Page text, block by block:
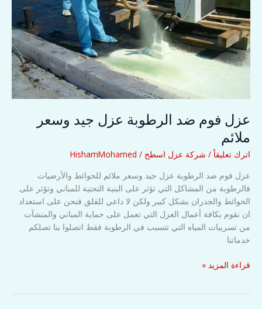
عزل فوم ضد الرطوبة عزل جيد وسعر
ملائم
اترك تعليقاً / شركة عزل اسطح /
HishamMohamed
عزل فوم ضد الرطوبة عزل جيد وسعر ملائم للحوائط والأرضيات
فالرطوبة من المشاكل التي تؤثر على البنية التحتية للمباني وتؤثر على
الحوائط والجدران بشكل كبير ولكن لا داعي للقلق فنحن على استعداد
ان نقوم بكافة أعمال العزل التي تعمل على حماية المباني والمنشآت
من تسريبات المياه التي تتسبب في الرطوبة فقط اتصلوا بنا تصلكم
خدماتنا
عزل
قراءة المزيد »